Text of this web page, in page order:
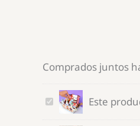
Comprados juntos
Corona
Este